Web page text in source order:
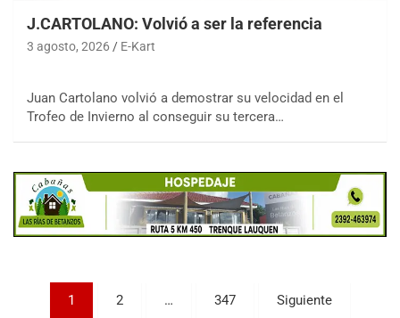
J.CARTOLANO: Volvió a ser la referencia
3 agosto, 2026 E-Kart
Juan Cartolano volvió a demostrar su velocidad en el
Trofeo de Invierno al conseguir su tercera…
Paginación
1 2 … 347 Siguiente
08/09-AGO
KDO - F6
Ciudad de Trenque Lauquen (Asfalto)
Trenque Lauquen (Buenos Aires)
Parque de la Velocidad (Asfalto)
Villaguay (Entre Ríos)